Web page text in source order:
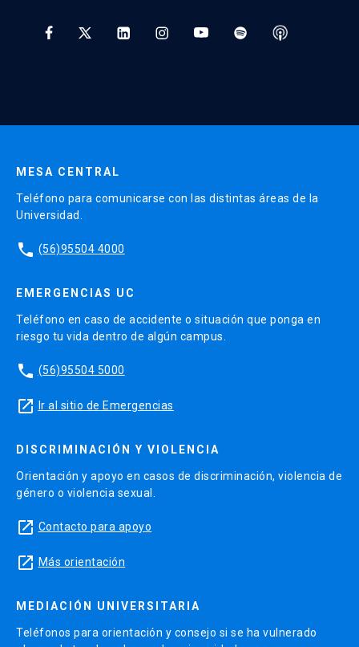
MESA CENTRAL
Teléfono para comunicarse con las distintas áreas de la
Universidad.
phone (56)95504 4000
EMERGENCIAS UC
Teléfono en caso de accidente o situación que ponga en
riesgo tu vida dentro de algún campus.
phone (56)95504 5000
launch Ir al sitio de Emergencias
DISCRIMINACIÓN Y VIOLENCIA
Orientación y apoyo en casos de discriminación, violencia de
género o violencia sexual.
launch Contacto para apoyo
launch Más orientación
MEDIACIÓN UNIVERSITARIA
Teléfonos para orientación y consejo si se ha vulnerado